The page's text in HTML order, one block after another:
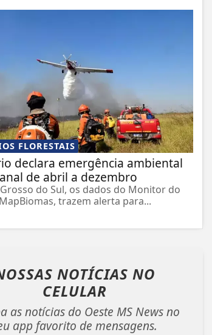
FLORESTAIS
declara emergência ambiental
de abril a dezembro
do Sul, os dados do Monitor do
trazem alerta para...
NOTÍCIAS NO
CELULAR
as notícias do Oeste MS News no
app favorito de mensagens.